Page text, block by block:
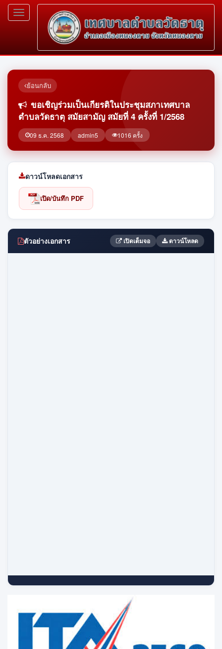
Toggle
navigation
ย้อนกลับ
ขอเชิญร่วมเป็นเกียรติในประชุมสภาเทศบาล
ตำบลวัดธาตุ สมัยสามัญ สมัยที่ 4 ครั้งที่ 1/2568
09 ธ.ค. 2568 admin5 1016 ครั้ง
ดาวน์โหลดเอกสาร
เปิด/บันทึก PDF
ตัวอย่างเอกสาร เปิดเต็มจอ ดาวน์โหลด